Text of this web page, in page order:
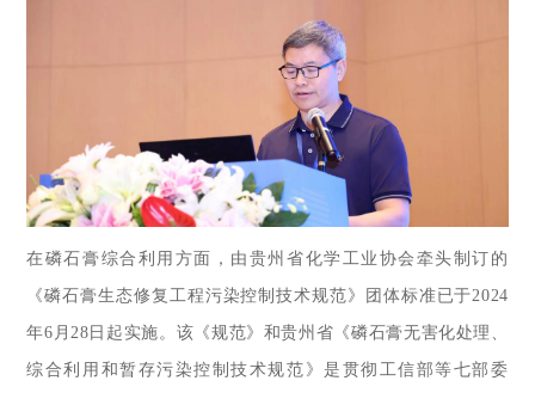
在磷石膏综合利用方面，由贵州省化学工业协会牵头制订的
《磷石膏生态修复工程污染控制技术规范》团体标准已于2024
年6月28日起实施。该《规范》和贵州省《磷石膏无害化处理、
综合利用和暂存污染控制技术规范》是贯彻工信部等七部委